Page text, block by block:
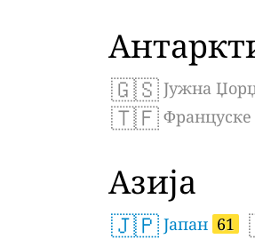
🇬🇸 Јужна
🇹🇫 Француске
Азија
🇯🇵 Јапан 61